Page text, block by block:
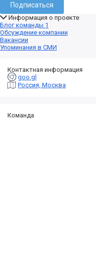
Подписаться
Информация о проекте
Блог команды 1
Обсуждение компании
Вакансии
Упоминания в СМИ
Контактная информация
goo.gl
Россия, Москва
Команда